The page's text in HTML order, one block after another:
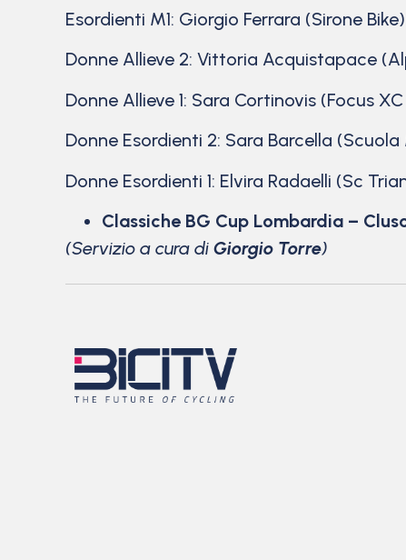
Esordienti M1: Giorgio Ferrara (Sirone Bike)
Donne Allieve 2: Vittoria Acquistapace
Donne Allieve 1: Sara Cortinovis (Focus
Donne Esordienti 2: Sara Barcella (Scuola
Donne Esordienti 1: Elvira Radaelli (Sc
Classiche BG Cup Lombardia –
(Servizio a cura di Giorgio Torre)